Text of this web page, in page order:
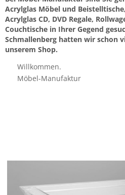
Acrylglas Möbel und
Acrylglas CD, DVD Regale,
Couchtische in Ihrer Gegend
Schmallenberg hatten wir schon
unserem Shop.
Willkommen.
Möbel-Manufaktur